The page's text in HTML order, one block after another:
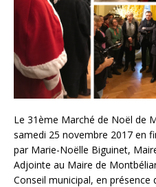
Le 31ème Marché de Noël de
samedi 25 novembre 2017 en
par Marie-Noëlle Biguinet,
Adjointe au Maire de
Conseil municipal, en présence